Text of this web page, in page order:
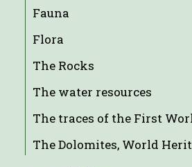
Fauna
Flora
The Rocks
The water resources
The traces of the First
The Dolomites, World